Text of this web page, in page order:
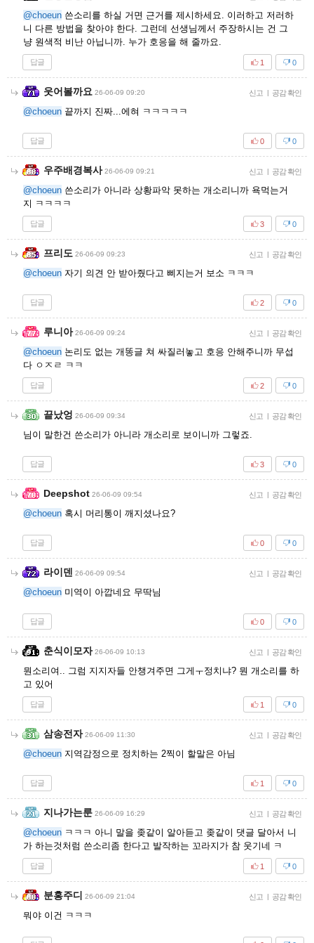
@choeun 쓴소리를 하실 거면 근거를 제시하세요. 이러하고 저러하
니 다른 방법을 찾아야 한다. 그런데 선생님께서 주장하시는 건 그
냥 원색적 비난 아닙니까. 누가 호응을 해 줄까요.
답글 0
1
웃어볼까요 26-06-09 09:20 신고 | 공감 확인
@choeun 끝까지 진짜...에혀 ㅋㅋㅋㅋㅋ
답글 0
0
우주배경복사 26-06-09 09:21 신고 | 공감 확인
@choeun 쓴소리가 아니라 상황파악 못하는 개소리니까 욕먹는거
지 ㅋㅋㅋㅋ
답글 0
3
프리도 26-06-09 09:23 신고 | 공감 확인
@choeun 자기 의견 안 받아줬다고 삐지는거 보소 ㅋㅋㅋ
답글 0
2
루니아 26-06-09 09:24 신고 | 공감 확인
@choeun 논리도 없는 개똥글 쳐 싸질러놓고 호응 안해주니까 무섭
다 ㅇㅈㄹ ㅋㅋ
답글 0
2
끝났엉 26-06-09 09:34 신고 | 공감 확인
님이 말한건 쓴소리가 아니라 개소리로 보이니까 그렇죠.
답글 0
3
Deepshot 26-06-09 09:54 신고 | 공감 확인
@choeun 혹시 머리통이 깨지셨나요?
답글 0
0
라이덴 26-06-09 09:54 신고 | 공감 확인
@choeun 미역이 아깝네요 무딱님
답글 0
0
춘식이모자 26-06-09 10:13 신고 | 공감 확인
뭔소리여.. 그럼 지지자들 안챙겨주면 그게ㅜ정치냐? 뭔 개소리를 하
고 있어
답글 0
1
삼송전자 26-06-09 11:30 신고 | 공감 확인
@choeun 지역감정으로 정치하는 2찍이 할말은 아님
답글 0
1
지나가는룬 26-06-09 16:29 신고 | 공감 확인
@choeun ㅋㅋㅋ 아니 말을 좆같이 알아듣고 좆같이 댓글 달아서 니
가 하는것처럼 쓴소리좀 한다고 발작하는 꼬라지가 참 웃기네 ㅋ
답글 0
1
분홍주디 26-06-09 21:04 신고 | 공감 확인
뭐야 이건 ㅋㅋㅋ